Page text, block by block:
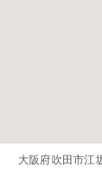
大阪府吹田市